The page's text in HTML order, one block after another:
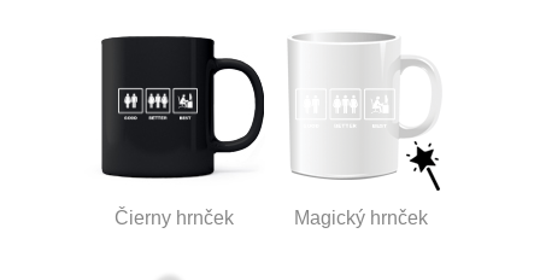
Čierny hrnček Magický hrnček